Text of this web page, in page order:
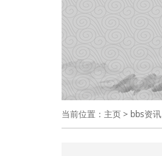
当前位置： 主页> bbs资讯